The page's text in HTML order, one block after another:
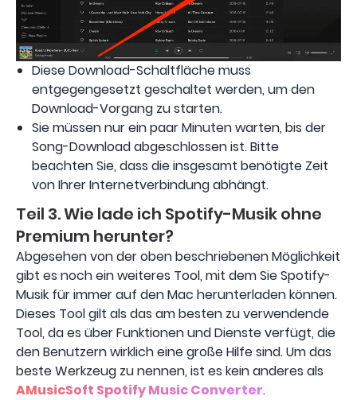
Diese Download-Schaltfläche muss
entgegengesetzt geschaltet werden, um den
Download-Vorgang zu starten.
Sie müssen nur ein paar Minuten warten, bis der
Song-Download abgeschlossen ist. Bitte
beachten Sie, dass die insgesamt benötigte Zeit
von Ihrer Internetverbindung abhängt.
Teil 3. Wie lade ich Spotify-Musik ohne
Premium herunter?
Abgesehen von der oben beschriebenen Möglichkeit
gibt es noch ein weiteres Tool, mit dem Sie Spotify-
Musik für immer auf den Mac herunterladen können.
Dieses Tool gilt als das am besten zu verwendende
Tool, da es über Funktionen und Dienste verfügt, die
den Benutzern wirklich eine große Hilfe sind. Um das
beste Werkzeug zu nennen, ist es kein anderes als
AMusicSoft Spotify Music Converter.